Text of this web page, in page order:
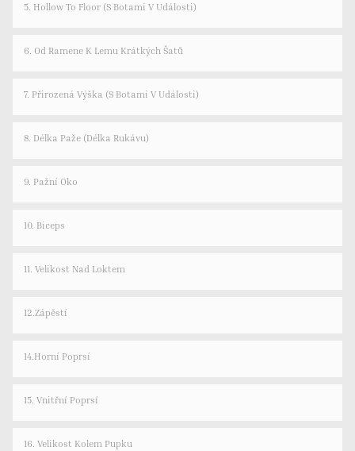
5. Hollow To Floor (s Botami V Události)
6. Od Ramene K Lemu Krátkých Šatů
7. Přirozená Výška (s Botami V Události)
8. Délka Paže (délka Rukávu)
9. Pažní Oko
10. Biceps
11. Velikost Nad Loktem
12.Zápěstí
14.Horní Poprsí
15. Vnitřní Poprsí
16. Velikost Kolem Pupku